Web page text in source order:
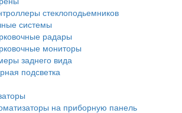
стеклоподьемников
системы
радары
мониторы
заднего вида
подсветка
на приборную панель